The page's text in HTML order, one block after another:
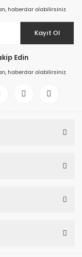
haberdar olabilirsiniz.
Kayıt Ol
Edin
haberdar olabilirsiniz.